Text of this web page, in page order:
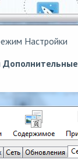
Настройки
Дополнительные